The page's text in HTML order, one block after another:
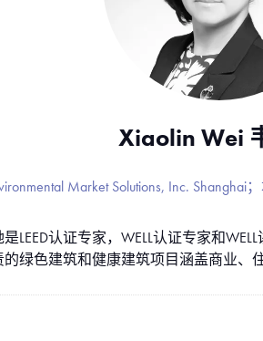
Xiaolin Wei
Market Solutions, Inc.
LEED认证专家，WELL认证专家和
绿色建筑和健康建筑项目涵盖商业、